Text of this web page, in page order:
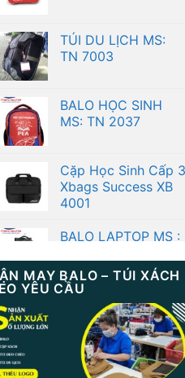
BALO HỌC SINH
Cặp Học Sinh Cấp 3
BALO LAPTOP MS :
TN 1031
Túi Giày TN-B-9002
TÚI DU LỊCH MS:
TN 7003
MAY BALO – TÚI XÁCH
YÊU CẦU